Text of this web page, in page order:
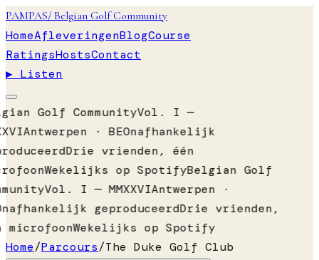
PAMPAS/ Belgian Golf Community
HomeAfleveringenBlogCourse
RatingsHostsContact
▶ Listen
Golf CommunityVol. I —
Antwerpen · BEOnafhankelijk
Drie vrienden, één
Wekelijks op SpotifyBelgian Golf
Vol. I — MMXXVIAntwerpen ·
geproduceerdDrie vrienden,
microfoonWekelijks op Spotify
Home/Parcours/The Duke Golf Club